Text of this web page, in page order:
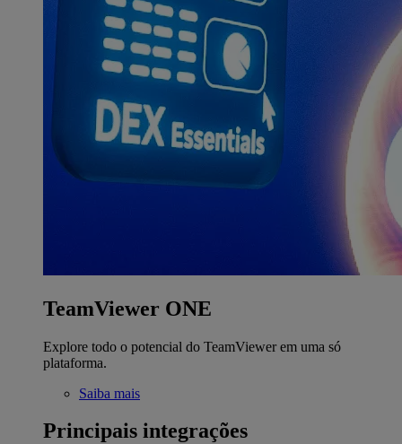
TeamViewer ONE
Explore todo o potencial do TeamViewer em uma só
plataforma.
Saiba mais
Principais integrações